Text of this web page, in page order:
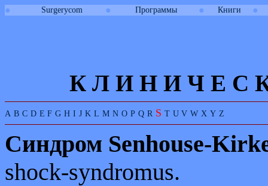
● Surgerycom ● Программы ● Книги ●
К Л И Н И Ч Е С
A B C D E F G H I J K L M N O P Q R S T U V W X Y Z
Синдром Senhouse-
shock-syndromus.